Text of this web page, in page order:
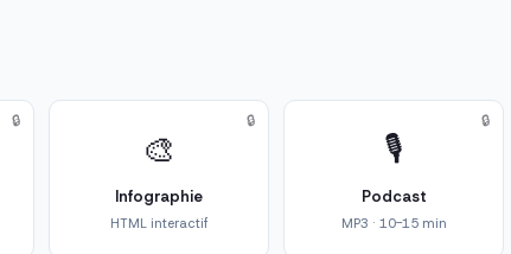
🔒
🎨
Infographie
HTML interactif
🔒
🎙️
Podcast
MP3 · 10-15 min
🔒